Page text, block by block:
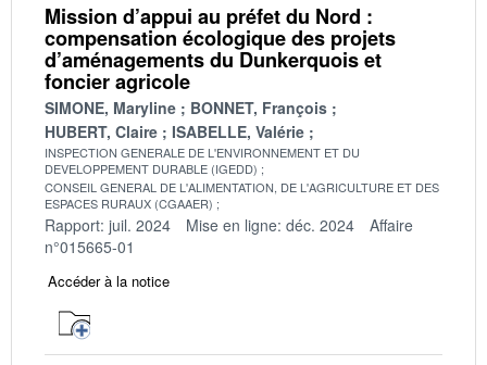
Mission d’appui au préfet du Nord :
compensation écologique des projets
d’aménagements du Dunkerquois et
foncier agricole
SIMONE, Maryline
BONNET, François
HUBERT, Claire
ISABELLE, Valérie
INSPECTION GENERALE DE L'ENVIRONNEMENT ET DU
DEVELOPPEMENT DURABLE (IGEDD)
CONSEIL GENERAL DE L'ALIMENTATION, DE L'AGRICULTURE ET DES
ESPACES RURAUX (CGAAER)
Rapport: juil. 2024 Mise en ligne: déc. 2024
Affaire
n°015665-01
Accéder à la notice